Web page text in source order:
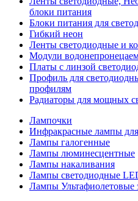
блоки питания
Блоки питания для
Гибкий неон
Ленты светодиодные и
Модули
Платы с линзой
Профиль для
профилям
Радиаторы для мощных
Лампочки
Инфракрасные лампы
Лампы галогенные
Лампы люминесцентные
Лампы накаливания
Лампы светодиодные
Лампы Ультафиолетовые